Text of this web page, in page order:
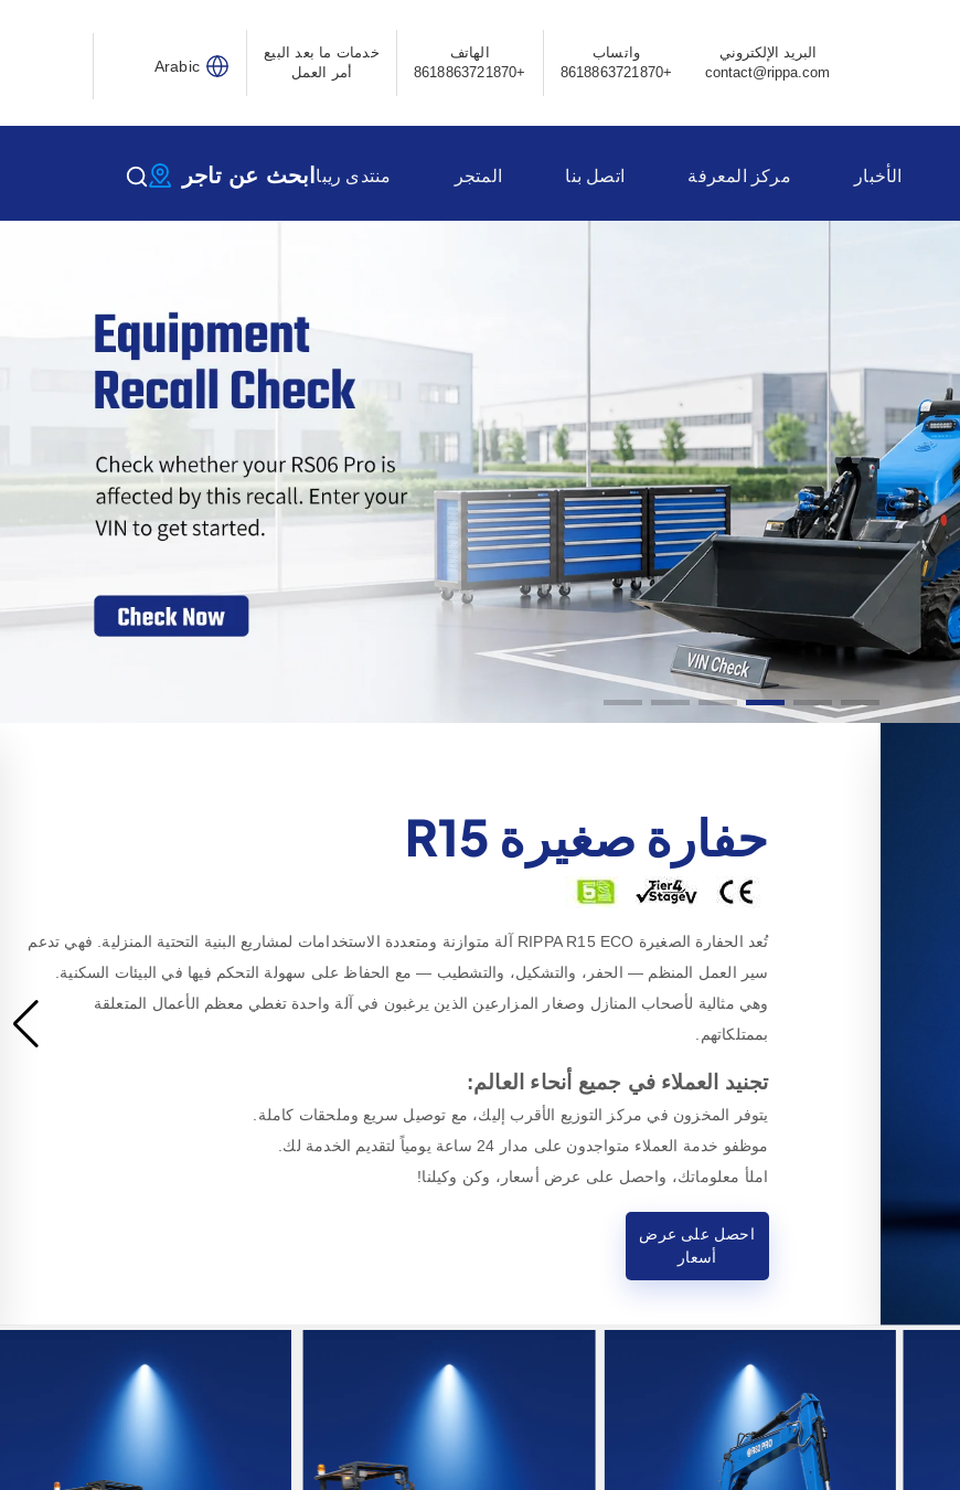
البريد الإلكتروني
contact@rippa.com
واتساب
+8618863721870
الهاتف
+8618863721870
خدمات ما بعد البيع
أمر العمل
Arabic
الأخبار مركز المعرفة اتصل بنا المتجر منتدى ريبا ابحث عن تاجر
حفارة صغيرة R15
تُعد الحفارة الصغيرة RIPPA R15 ECO آلة متوازنة ومتعددة الاستخدامات لمشاريع البنية التحتية المنزلية. فهي تدعم
سير العمل المنظم — الحفر، والتشكيل، والتشطيب — مع الحفاظ على سهولة التحكم فيها في البيئات السكنية.
وهي مثالية لأصحاب المنازل وصغار المزارعين الذين يرغبون في آلة واحدة تغطي معظم الأعمال المتعلقة
بممتلكاتهم.
تجنيد العملاء في جميع أنحاء العالم:
يتوفر المخزون في مركز التوزيع الأقرب إليك، مع توصيل سريع وملحقات كاملة.
موظفو خدمة العملاء متواجدون على مدار 24 ساعة يومياً لتقديم الخدمة لك.
املأ معلوماتك، واحصل على عرض أسعار، وكن وكيلنا!
احصل على عرض
أسعار